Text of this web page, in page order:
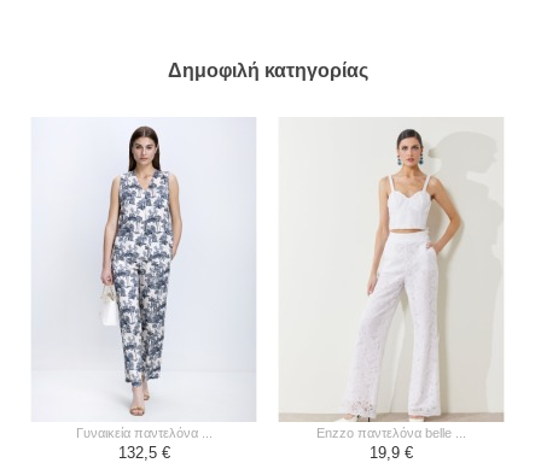
Δημοφιλή κατηγορίας
γυναικεία παντελόνα ...
132,5 €
enzzo παντελόνα belle ...
19,9 €